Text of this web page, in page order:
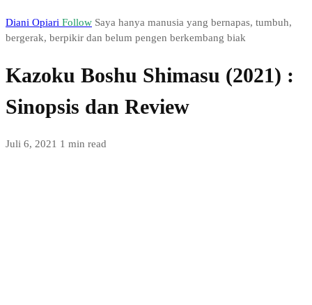
Diani Opiari Follow Saya hanya manusia yang bernapas, tumbuh,
bergerak, berpikir dan belum pengen berkembang biak
Kazoku Boshu Shimasu (2021) :
Sinopsis dan Review
Juli 6, 2021 1 min read